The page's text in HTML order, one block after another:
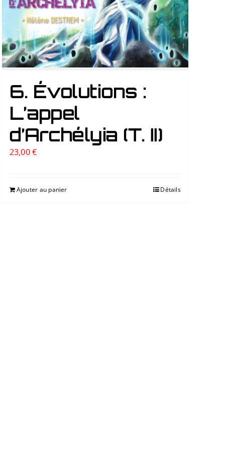
6. Évolutions :
L’appel
d’Archélyia (T. II)
23,00€
Ajouter au panier Détails